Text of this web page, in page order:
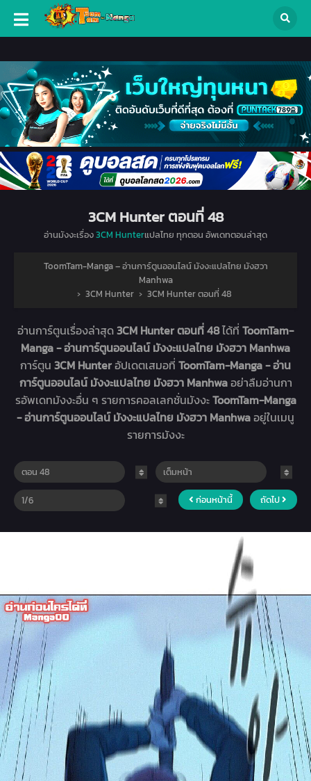
3CM Hunter ตอนที่ 48
อ่านมังงะเรื่อง3CM Hunterแปลไทย ทุกตอน อัพเดทตอนล่าสุด
ToomTam-Manga – อ่านการ์ตูนออนไลน์ มังงะแปลไทย มังฮวา
Manhwa
› 3CM Hunter › 3CM Hunter ตอนที่ 48
อ่านการ์ตูนเรื่องล่าสุด3CM Hunter ตอนที่ 48ได้ที่ ToomTam-
Manga - อ่านการ์ตูนออนไลน์ มังงะแปลไทย มังฮวา Manhwa
การ์ตูน 3CM Hunterอัปเดตเสมอที่ ToomTam-Manga - อ่าน
การ์ตูนออนไลน์ มังงะแปลไทย มังฮวา Manhwaอย่าลืมอ่านกา
รอัพเดทมังงะอื่น ๆ รายการคอลเลกชั่นมังงะToomTam-Manga
- อ่านการ์ตูนออนไลน์ มังงะแปลไทย มังฮวา Manhwaอยู่ในเมนู
รายการมังงะ
ก่อนหน้านี้ ถัดไป